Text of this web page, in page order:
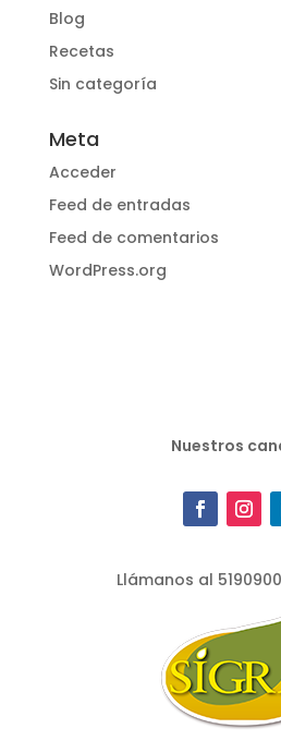
Blog
Recetas
Sin categoría
Meta
Acceder
Feed de entradas
Feed de comentarios
WordPress.org
Nuestros
Llámanos al